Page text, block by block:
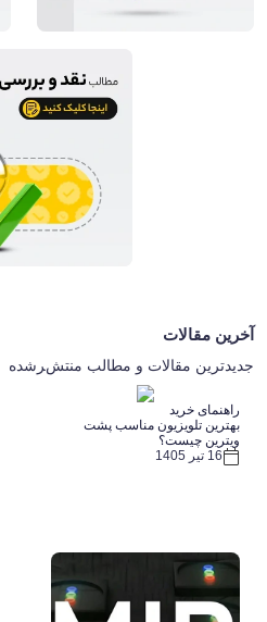
آخرین مقالات
جدیدترین مقالات و مطالب منتشرشده
راهنمای خرید
بهترین تلویزیون مناسب پشت
ویترین چیست؟
16 تیر 1405